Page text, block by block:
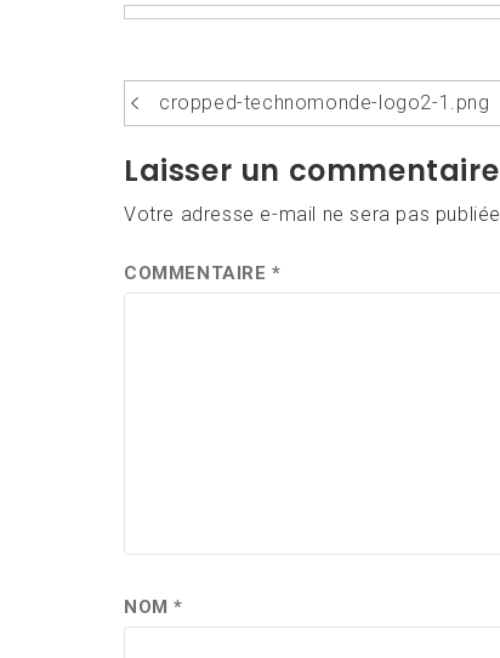
Navigation
de
l’article
cropped-technomonde-logo2-1.png
Laisser un commentaire
Votre adresse e-mail ne sera pas publiée.
COMMENTAIRE*
NOM*